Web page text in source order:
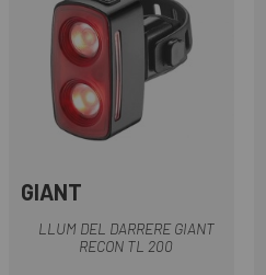
GIANT
LLUM DEL DARRERE GIANT
RECON TL 200